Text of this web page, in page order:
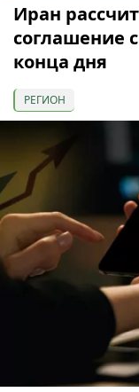
Иран
соглашение
конца дня
РЕГИОН